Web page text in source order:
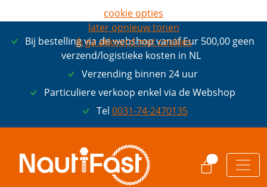
Bij bestelling via de webshop vanaf Eur 500,00 geen
verzend/logistieke kosten in NL
Verzending binnen 24 uur
Particuliere verkoop enkel via de Webshop
Tel 0031-74-2470135
cookie opties
later opnieuw tonen
ik ga akkoord met cookies